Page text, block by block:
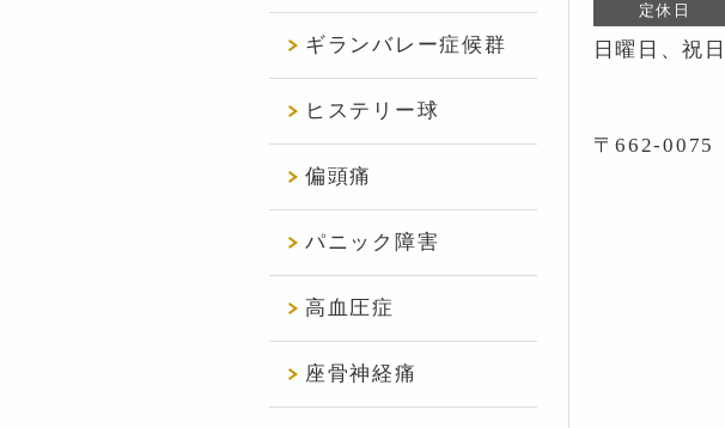
定休日
日曜日、祝日
〒662-0075
ギランバレー症候群
ヒステリー球
偏頭痛
パニック障害
高血圧症
座骨神経痛